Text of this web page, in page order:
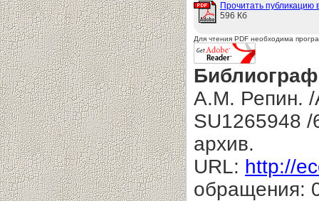
Прочитать публикацию
596 Кб
Для чтения PDF необходима
А.М. Репин. /
SU1265948
архив.
URL: http://
обращения: